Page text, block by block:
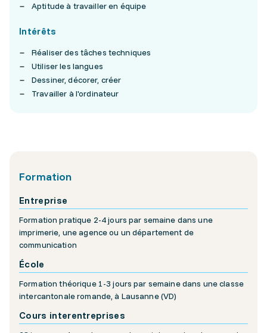
Aptitude à travailler en équipe
Intérêts
Réaliser des tâches techniques
Utiliser les langues
Dessiner, décorer, créer
Travailler à l'ordinateur
Formation
Entreprise
Formation pratique 2-4 jours par semaine dans une
imprimerie, une agence ou un département de
communication
École
Formation théorique 1-3 jours par semaine dans une classe
intercantonale romande, à Lausanne (VD)
Cours interentreprises